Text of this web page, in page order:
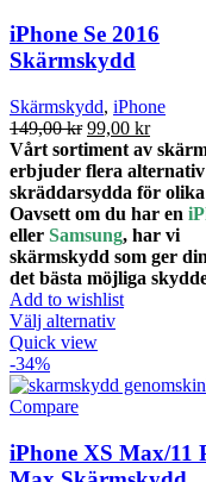
olika
alternativen
kan
på
produktsidan
iPhone Se 2016
Skärmskydd
Skärmskydd, iPhone
149,00kr Det
ursprungliga
priset
var:
149,00 kr.
99,00 krDet
priset
är:
99,00
Vårt sortiment av
erbjuder flera
skräddarsydda för olika
Oavsett om du har en
eller Samsung, har vi
skärmskydd som ger
det bästa möjliga
Add to wishlist
Välj alternativDen
har
De
olika
Quick view
-34%
Compare
iPhone XS Max/11